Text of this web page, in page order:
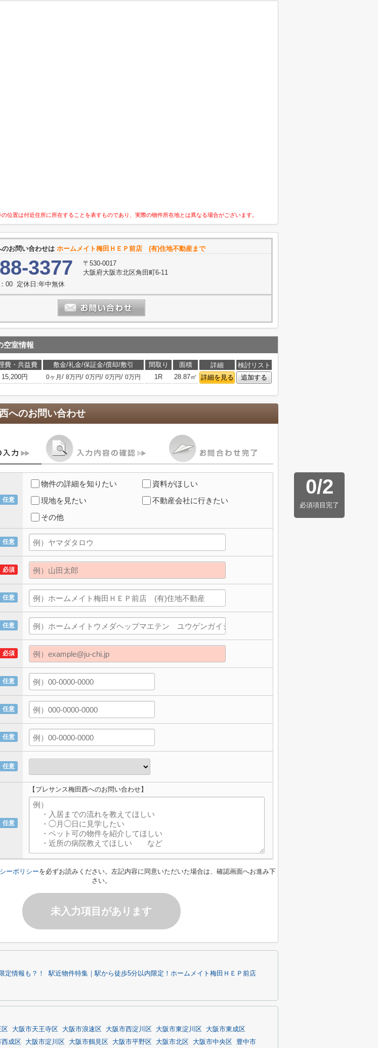
位置は付近住所に所在することを表すものであり、実際の物件所在地とは異なる場合がございます。
のお問い合わせは ホームメイト梅田ＨＥＰ前店 (有)住地不動産まで
3377
〒530-0017
大阪府大阪市北区角田町6-11
00 定休日:年中無休
空室情報
費・共益費 敷金/礼金/保証金/償却/敷引 間取り 面積 詳細
検討リスト
15,200円 0ヶ月 / 8万円/ 0万円/ 0万円/ 0万円 1R 28.87㎡ 詳細を見る 追加する
へのお問い合わせ
0/2
必須項目完了
任意
物件の詳細を知りたい
資料がほしい
現地を見たい
不動産会社に行きたい
その他
任意
必須
任意
任意
必須
任意
任意
任意
任意
任意
【プレサンス梅田西へのお問い合わせ】
ーポリシーを必ずお読みください。左記内容に同意いただいた場合は、確認画面へお進み下
さい。
未入力項目があります
定情報も？！
駅近物件特集｜駅から徒歩5分以内限定！ホームメイト梅田ＨＥＰ前店
大阪市天王寺区 大阪市浪速区 大阪市西淀川区 大阪市東淀川区
大阪市東成区
成区 大阪市淀川区 大阪市鶴見区 大阪市平野区 大阪市北区 大阪市中央区 豊中市